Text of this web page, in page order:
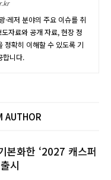
·레저 분야의 주요 이슈를 취
자료와 공개 자료, 현장 정
정확히 이해할 수 있도록 기
합니다.
AUTHOR
본화한 ‘2027 캐스퍼
시